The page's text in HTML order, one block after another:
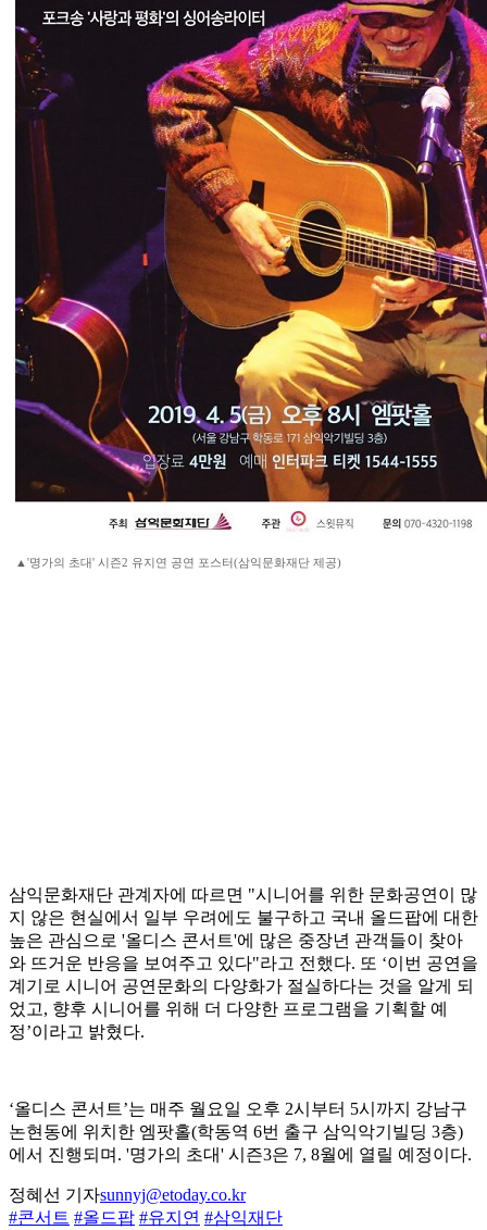
▲'명가의 초대' 시즌2 유지연 공연 포스터(삼익문화재단 제공)
삼익문화재단 관계자에 따르면 "시니어를 위한 문화공연이 많
지 않은 현실에서 일부 우려에도 불구하고 국내 올드팝에 대한
높은 관심으로 '올디스 콘서트'에 많은 중장년 관객들이 찾아
와 뜨거운 반응을 보여주고 있다"라고 전했다. 또 ‘이번 공연을
계기로 시니어 공연문화의 다양화가 절실하다는 것을 알게 되
었고, 향후 시니어를 위해 더 다양한 프로그램을 기획할 예
정’이라고 밝혔다.
‘올디스 콘서트’는 매주 월요일 오후 2시부터 5시까지 강남구
논현동에 위치한 엠팟홀(학동역 6번 출구 삼익악기빌딩 3층)
에서 진행되며. '명가의 초대' 시즌3은 7, 8월에 열릴 예정이다.
정혜선 기자sunnyj@etoday.co.kr
#콘서트 #올드팝 #유지연 #삼익재단